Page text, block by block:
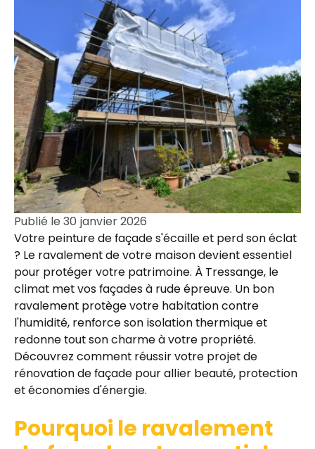
Publié le 30 janvier 2026
Votre peinture de façade s'écaille et perd son éclat
? Le ravalement de votre maison devient essentiel
pour protéger votre patrimoine. À Tressange, le
climat met vos façades à rude épreuve. Un bon
ravalement protège votre habitation contre
l'humidité, renforce son isolation thermique et
redonne tout son charme à votre propriété.
Découvrez comment réussir votre projet de
rénovation de façade pour allier beauté, protection
et économies d'énergie.
Pourquoi le ravalement